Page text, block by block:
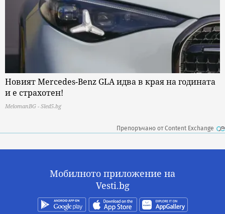
Новият Mercedes-Benz GLA идва в края на годината
и е страхотен!
MelomanBG - Sled5.bg
Препоръчано от Content Exchange
Мобилното приложение на
Vesti.bg